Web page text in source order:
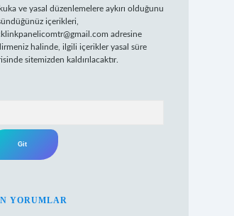
ve yasal düzenlemelere aykırı olduğunu
içerikleri,
adresine
halinde, ilgili içerikler yasal süre
sitemizden kaldırılacaktır.
YORUMLAR